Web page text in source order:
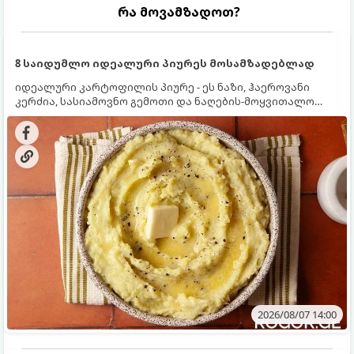
რა მოვამზადოთ?
8 საიდუმლო იდეალური პიურეს მოსამზადებლად
იდეალური კარტოფილის პიურე - ეს ნაზი, ჰაეროვანი
კერძია, სასიამოვნო გემოთი და ნაღების-მოყვითალო
ფერით. მისი მომზადება ძალიან მარტივია, მაგრამ
არსებობს რამდენიმე საიდუმლო, რომლებიც უნდა
იცოდეთ, რომ პიურე იდეალურად გემრიელი გამოვიდეს.
2026/08/07 14:00